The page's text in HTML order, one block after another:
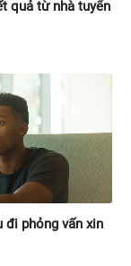
đi phỏng vấn xin